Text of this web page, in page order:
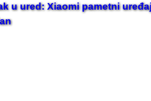
u ured: Xiaomi pametni